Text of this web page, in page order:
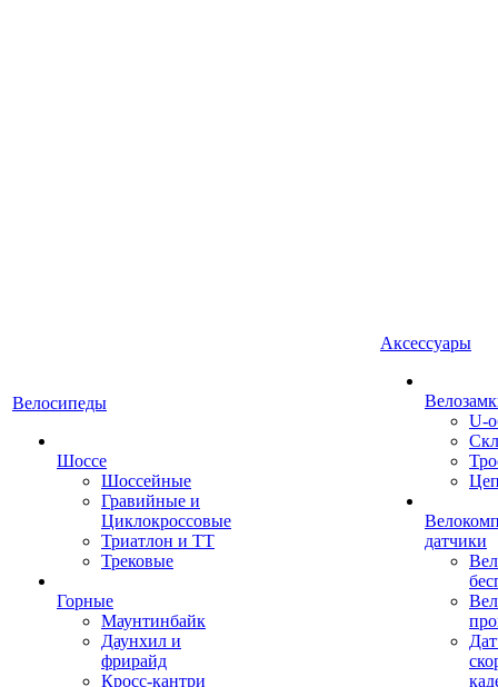
Велосипеды
Шоссе
Шоссейные
Гравийные и
Циклокроссовые
Триатлон и ТТ
Трековые
Горные
Маунтинбайк
Даунхил и
фрирайд
Кросс-кантри
Аксессуары
U-
датчики